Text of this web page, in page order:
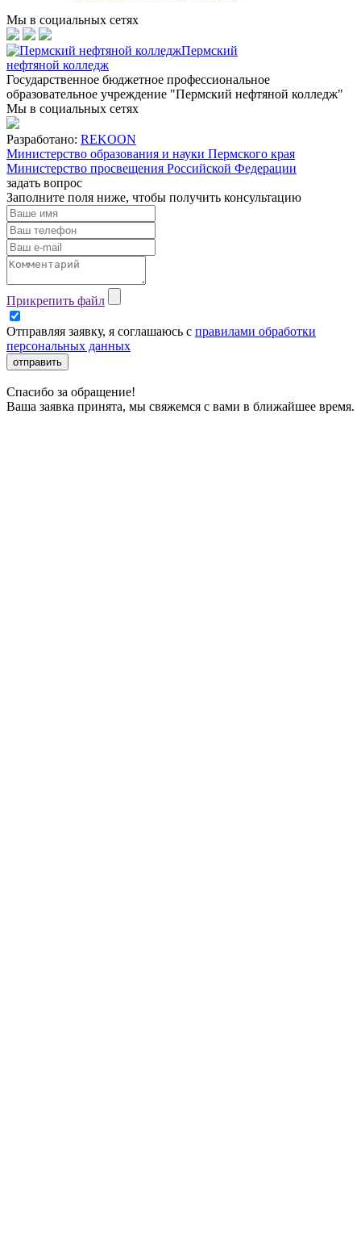
Мы в социальных сетях
Пермский
нефтяной колледж
Государственное бюджетное профессиональное
образовательное учреждение "Пермский нефтяной колледж"
Мы в социальных сетях
Разработано: REKOON
Министерство образования и науки Пермского края
Министерство просвещения Российской Федерации
задать вопрос
Заполните поля ниже, чтобы получить консультацию
Прикрепить файл
Отправляя заявку, я соглашаюсь с правилами обработки
персональных данных
отправить
Спасибо за обращение!
Ваша заявка принята, мы свяжемся с вами в ближайшее время.